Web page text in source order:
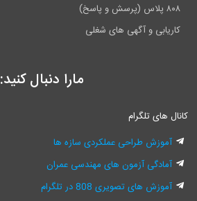
۸۰۸ پلاس (پرسش و پاسخ)
کاریابی و آگهی های شغلی
مارا دنبال کنید:
کانال های تلگرام
آموزش طراحی عملکردی سازه ها
آمادگی آزمون های مهندسی عمران
آموزش های تصویری 808 در تلگرام